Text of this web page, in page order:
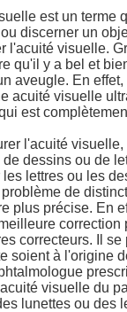
est un terme
discerner un
l'acuité visuelle.
qu'il y a bel et
aveugle. En
acuité visuelle
est
l'acuité
de dessins ou de
lettres ou les
problème de
plus précise. En
correcteurs. Il
soient à l'origine
visuelle du
lunettes ou des